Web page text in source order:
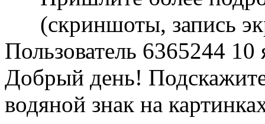
(скриншоты, запись
Пользователь 6365244 10
Добрый день!
водяной знак на